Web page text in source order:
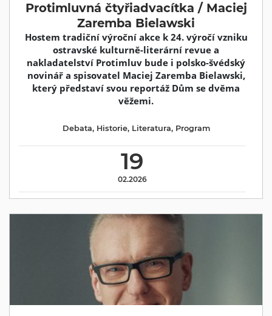
Protimluvná čtyřiadvacítka / Maciej
Zaremba Bielawski
Hostem tradiční výroční akce k 24. výročí vzniku
ostravské kulturně-literární revue a
nakladatelství Protimluv bude i polsko-švédský
novinář a spisovatel Maciej Zaremba Bielawski,
který představí svou reportáž Dům se dvěma
věžemi.
19
02.2026
Debata, Historie, Literatura, Program